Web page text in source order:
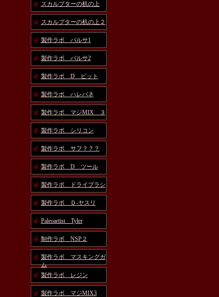
スカルプターの机の上
スカルプターの机の上２
製作ラボ バルサ1
製作ラボ バルサ2
製作ラボ D ビット
製作ラボ ハレパネ
製作ラボ マジMIX ３
製作ラボ シリコン
製作ラボ サフ？？？
製作ラボ D ツール
製作ラボ ドライブラシ
製作ラボ Ｄ-ヤスリ
Paleoartist Tyler
制作ラボ NSP２
製作ラボ マスキングガ
ム
製作ラボ レジン
製作ラボ マジMIX3